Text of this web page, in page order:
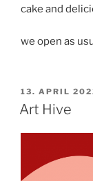
cake and
we open as
AM
13. APRIL
Art Hive